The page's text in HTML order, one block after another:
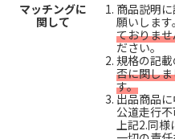
マッチングに
関して
商品説明
願いします。
ておりま
ださい。
規格の記載
否に関し
す。
出品商品
公道走行
上記2.同様